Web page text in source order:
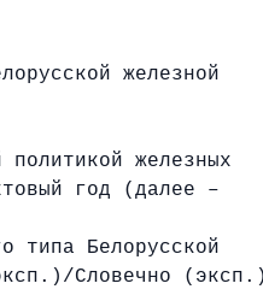
железной
железных
год (далее –
типа Белорусской
Словечно